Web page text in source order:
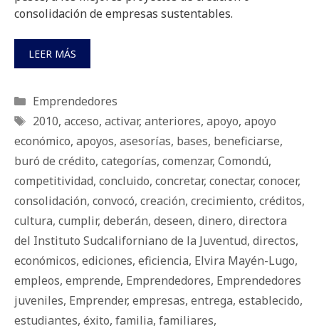
consolidación de empresas sustentables.
LEER MÁS
Categorías
Emprendedores
Etiquetas
2010, acceso, activar, anteriores, apoyo, apoyo
económico, apoyos, asesorí­as, bases, beneficiarse,
buró de crédito, categorías, comenzar, Comondú,
competitividad, concluido, concretar, conectar, conocer,
consolidación, convocó, creación, crecimiento, créditos,
cultura, cumplir, deberán, deseen, dinero, directora
del Instituto Sudcaliforniano de la Juventud, directos,
económicos, ediciones, eficiencia, Elvira Mayén-Lugo,
empleos, emprende, Emprendedores, Emprendedores
juveniles, Emprender, empresas, entrega, establecido,
estudiantes, éxito, familia, familiares,